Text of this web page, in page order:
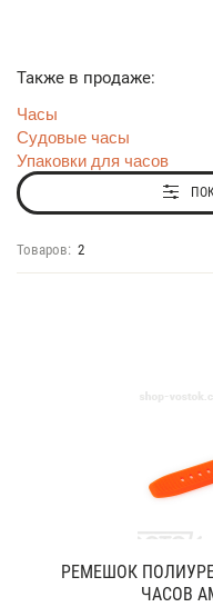
Также в продаже:
Часы
Судовые часы
Упаковки для часов
Товаров: 2
РЕМЕШОК
ЧАСОВ